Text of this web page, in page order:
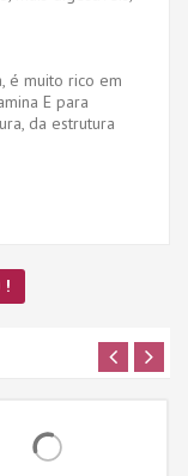
é muito rico em
E para
da estrutura
!